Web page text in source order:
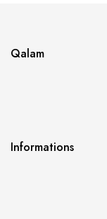
Qalam
Informations